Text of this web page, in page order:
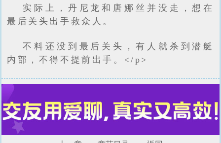
实际上，丹尼龙和唐娜丝并没走，想在
最后关头出手救众人。
不料还没到最后关头，有人就杀到潜艇
内部，不得不提前出手。</p>